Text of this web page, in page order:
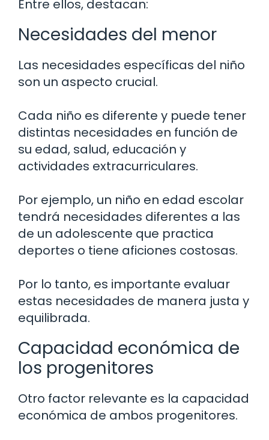
Entre ellos, destacan:
Necesidades del menor
Las necesidades específicas del niño
son un aspecto crucial.
Cada niño es diferente y puede tener
distintas necesidades en función de
su edad, salud, educación y
actividades extracurriculares.
Por ejemplo, un niño en edad escolar
tendrá necesidades diferentes a las
de un adolescente que practica
deportes o tiene aficiones costosas.
Por lo tanto, es importante evaluar
estas necesidades de manera justa y
equilibrada.
Capacidad económica de
los progenitores
Otro factor relevante es la capacidad
económica de ambos progenitores.